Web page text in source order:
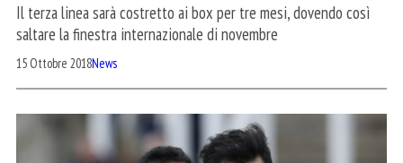
Il terza linea sarà costretto ai box per tre mesi, dovendo così
saltare la finestra internazionale di novembre
15 Ottobre 2018News